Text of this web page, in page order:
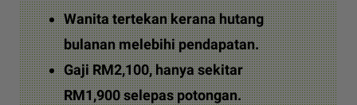
Wanita tertekan kerana hutang
bulanan melebihi pendapatan.
Gaji RM2,100, hanya sekitar
RM1,900 selepas potongan.